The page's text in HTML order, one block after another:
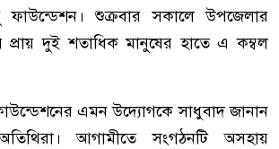
শুক্রবার সকালে উপজেলার
প্রায় দুই শতাধিক মানুষের হাতে এ কম্বল
এমন উদ্যোগকে সাধুবাদ জানান
আগামীতে সংগঠনটি অসহায়